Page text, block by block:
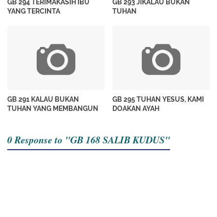
GB 294 TERIMAKASIH IBU
YANG TERCINTA
GB 293 JIKALAU BUKAN
TUHAN
GB 291 KALAU BUKAN
TUHAN YANG MEMBANGUN
GB 295 TUHAN YESUS, KAMI
DOAKAN AYAH
0 Response to "GB 168 SALIB KUDUS"